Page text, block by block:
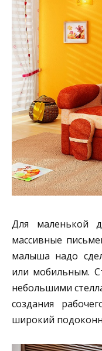
Для маленькой
массивные
малыша надо
или мобильным.
небольшими
создания
широкий